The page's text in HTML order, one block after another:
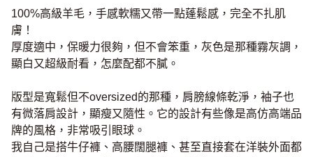
100%高級羊毛，手感軟糯又帶一點蓬鬆感，完全不扎肌
膚！
厚度適中，保暖力很夠，但不會笨重，灰色是那種霧灰調，
顯白又超級耐看，怎麼配都不膩。
版型是寬鬆但不oversized的那種，肩膀線條乾淨，袖子也
有微落肩設計，顯瘦又隨性。它的設計有些像是高仿高端品
牌的風格，非常吸引眼球。
我自己是搭牛仔褲、高腰闊腿褲、甚至直接套在洋裝外面都